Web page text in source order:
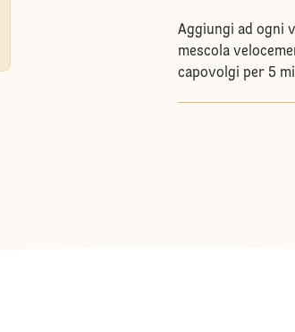
Aggiungi ad ogni
mescola
capovolgi per 5